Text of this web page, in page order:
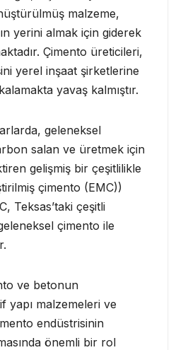
malzeme,
yerini almak için giderek
Çimento üreticileri,
yerel inşaat şirketlerine
yavaş kalmıştır.
geleneksel
salan ve üretmek için
gelişmiş bir çeşitlilikle
çimento (EMC))
Teksas’taki çeşitli
çimento ile
ve betonun
yapı malzemeleri ve
endüstrisinin
önemli bir rol